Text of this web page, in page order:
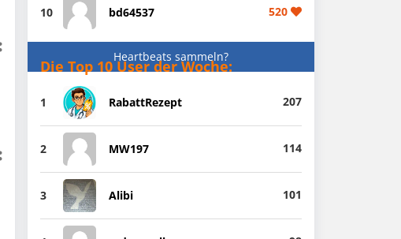
10 bd64537 520
Heartbeats sammeln?
Die Top 10 User der Woche:
1 RabattRezept 207
2 MW197 114
3 Alibi 101